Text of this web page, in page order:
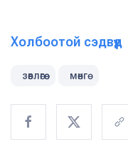
Холбоотой сэдвүүд
зөвлөгөө мөнгө